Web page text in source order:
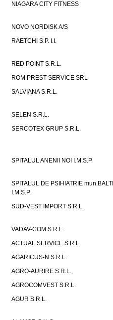
NIAGARA CITY FITNESS
NOVO NORDISK A/S
RAETCHI S.P. I.I.
RED POINT S.R.L.
ROM PREST SERVICE SRL
SALVIANA S.R.L.
SELEN S.R.L.
SERCOTEX GRUP S.R.L.
SPITALUL ANENII NOI I.M.S.P.
SPITALUL DE PSIHIATRIE mun.BALTI
I.M.S.P.
SUD-VEST IMPORT S.R.L.
VADAV-COM S.R.L.
ACTUAL SERVICE S.R.L.
AGARICUS-N S.R.L.
AGRO-AURIRE S.R.L.
AGROCOMVEST S.R.L.
AGUR S.R.L.